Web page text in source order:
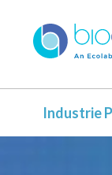
Industrie